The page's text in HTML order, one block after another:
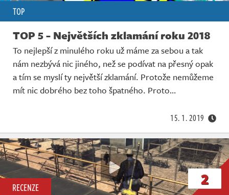
TOP
TOP 5 - Největších zklamání roku 2018
To nejlepší z minulého roku už máme za sebou a tak
nám nezbývá nic jiného, než se podívat na přesný opak
a tím se myslí ty největší zklamání. Protože nemůžeme
mít nic dobrého bez toho špatného. Proto…
15. 1. 2019
RECENZE 2